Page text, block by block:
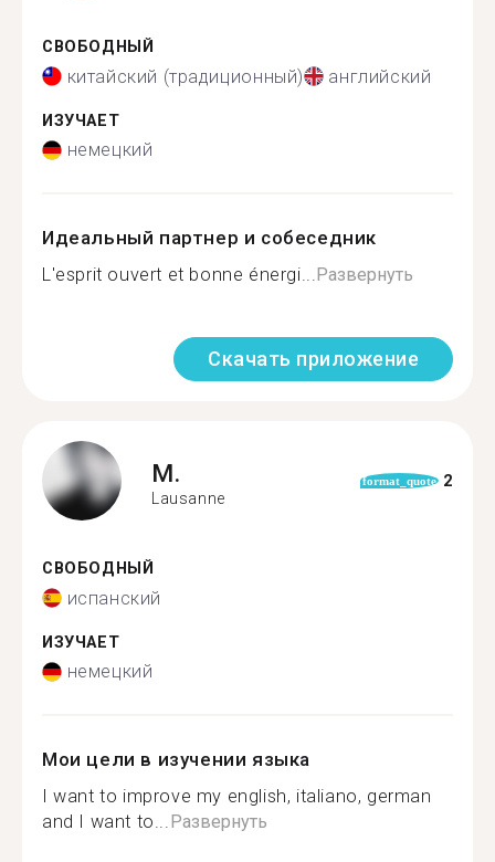
СВОБОДНЫЙ
китайский (традиционный) английский
ИЗУЧАЕТ
немецкий
Идеальный партнер и собеседник
L'esprit ouvert et bonne énergi...Развернуть
Скачать приложение
M.
Lausanne
format_quote 2
СВОБОДНЫЙ
испанский
ИЗУЧАЕТ
немецкий
Мои цели в изучении языка
I want to improve my english, italiano, german
and I want to...Развернуть